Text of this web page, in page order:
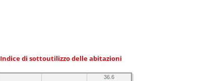
Indice di sottoutilizzo delle abitazioni
36.6